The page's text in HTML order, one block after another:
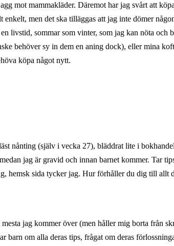
mot mammakläder. Däremot har jag svårt att
men det ska tilläggas att jag inte dömer
livstid, sommar som vinter, som jag kan nöta och
behöver sy in dem en aning dock), eller mina
köpa något nytt.
nånting (själv i vecka 27), bläddrat lite i
jag är gravid och innan barnet kommer. Tar
hemsk sida tycker jag. Hur förhåller du dig till allt
jag kommer över (men håller mig borta från
barn om alla deras tips, frågat om deras